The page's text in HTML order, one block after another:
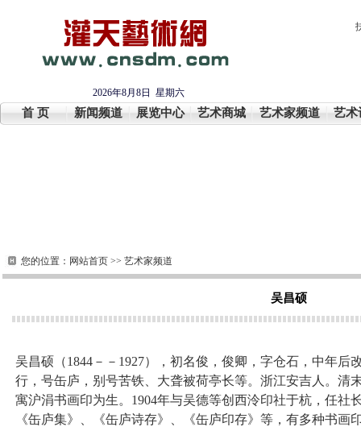
2026年8月8日 星期六
首 页 新闻频道 展览中心 艺术商城 艺术家频道 艺术
您的位置： 网站首页 >> 艺术家频道
吴昌硕
吴昌硕（1844－－1927），初名俊，俊卿，字仓石，中年后
行，号缶庐，别号苦铁、大聋被荷亭长等。浙江安吉人。清
寓沪涓书画印为生。1904年与吴德等创西泠印社于杭，任社
《缶庐集》、《缶庐诗存》、《缶庐印存》等，有多种书画